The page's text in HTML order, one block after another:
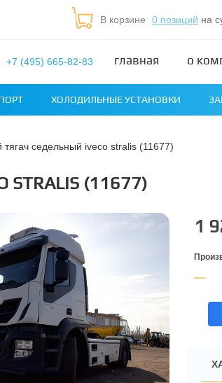
В корзине 0 позиций на
+7 (495) 665-82-83 главная о
ХОЛОДИЛЬНЫЕ УСТАНОВКИ
тягач седельный iveco stralis (11677)
(11677)
1